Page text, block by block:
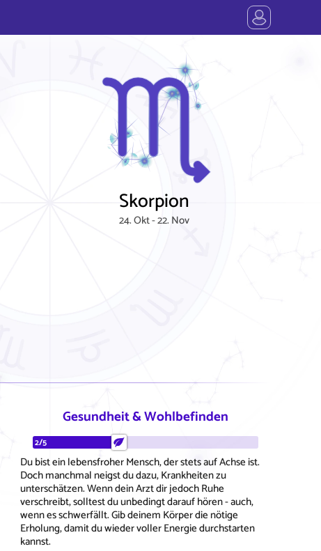
Skorpion
24. Okt - 22. Nov
Gesundheit & Wohlbefinden
2/5
Du bist ein lebensfroher Mensch, der stets auf Achse ist.
Doch manchmal neigst du dazu, Krankheiten zu
unterschätzen. Wenn dein Arzt dir jedoch Ruhe
verschreibt, solltest du unbedingt darauf hören - auch,
wenn es schwerfällt. Gib deinem Körper die nötige
Erholung, damit du wieder voller Energie durchstarten
kannst.